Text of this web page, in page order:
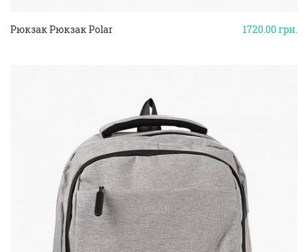
1720.00грн.
Рюкзак Рюкзак Polar